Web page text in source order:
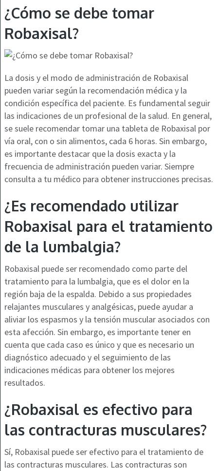
¿Cómo se debe tomar
Robaxisal?
La dosis y el modo de administración de Robaxisal
pueden variar según la recomendación médica y la
condición específica del paciente. Es fundamental seguir
las indicaciones de un profesional de la salud. En general,
se suele recomendar tomar una tableta de Robaxisal por
vía oral, con o sin alimentos, cada 6 horas. Sin embargo,
es importante destacar que la dosis exacta y la
frecuencia de administración pueden variar. Siempre
consulta a tu médico para obtener instrucciones precisas.
¿Es recomendado utilizar
Robaxisal para el tratamiento
de la lumbalgia?
Robaxisal puede ser recomendado como parte del
tratamiento para la lumbalgia, que es el dolor en la
región baja de la espalda. Debido a sus propiedades
relajantes musculares y analgésicas, puede ayudar a
aliviar los espasmos y la tensión muscular asociados con
esta afección. Sin embargo, es importante tener en
cuenta que cada caso es único y que es necesario un
diagnóstico adecuado y el seguimiento de las
indicaciones médicas para obtener los mejores
resultados.
¿Robaxisal es efectivo para
las contracturas musculares?
Sí, Robaxisal puede ser efectivo para el tratamiento de
las contracturas musculares. Las contracturas son